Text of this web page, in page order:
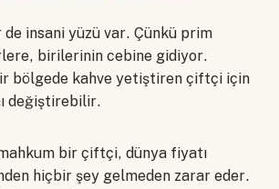
insani yüzü var. Çünkü prim
birilerinin cebine gidiyor.
bölgede kahve yetiştiren çiftçi için
değiştirebilir.
bir çiftçi, dünya fiyatı
hiçbir şey gelmeden zarar eder.